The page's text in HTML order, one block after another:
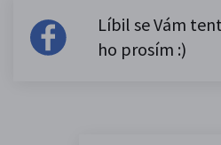
Líbil se Vám
ho prosím :)